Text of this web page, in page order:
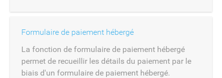
Formulaire de paiement hébergé
La fonction de formulaire de paiement hébergé
permet de recueillir les détails du paiement par le
biais d'un formulaire de paiement hébergé.